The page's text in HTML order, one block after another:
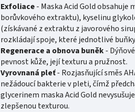
Exfoliace- Maska Acid Gold
borůvkového extraktu), kyselinu
(získávané z extraktu z javorového
rozkládají spoje, které jednotlivé
Regenerace a obnova buněk-
pevnost kůže, její texturu a pružnost.
Vyrovnaná pleť- Rozjasňující směs
nežádoucí bakterie v pleti, čímž
glycerinem maska Acid Gold
zlepšenou texturou.